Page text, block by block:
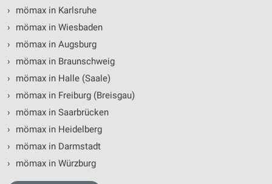
›
mömax in Karlsruhe
›
mömax in Wiesbaden
›
mömax in Augsburg
›
mömax in Braunschweig
›
mömax in Halle (Saale)
›
mömax in Freiburg (Breisgau)
›
mömax in Saarbrücken
›
mömax in Heidelberg
›
mömax in Darmstadt
›
mömax in Würzburg
Verwendung reduzierter Daten zur Auswahl von
Inhalten
IAB-Besonderheiten:
Verwendung genauer Standortdaten
Geräte anhand von aktiv angeforderten
Informationen identifizieren
Performance